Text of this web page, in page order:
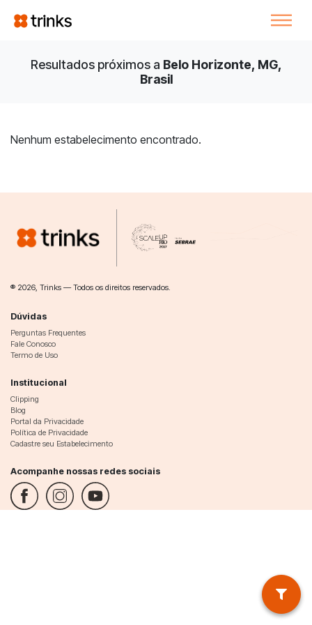
Resultados próximos a Belo Horizonte, MG,
Brasil
Nenhum estabelecimento encontrado.
® 2026, Trinks — Todos os direitos reservados.
Dúvidas
Perguntas Frequentes
Fale Conosco
Termo de Uso
Institucional
Clipping
Blog
Portal da Privacidade
Política de Privacidade
Cadastre seu Estabelecimento
Acompanhe nossas redes sociais